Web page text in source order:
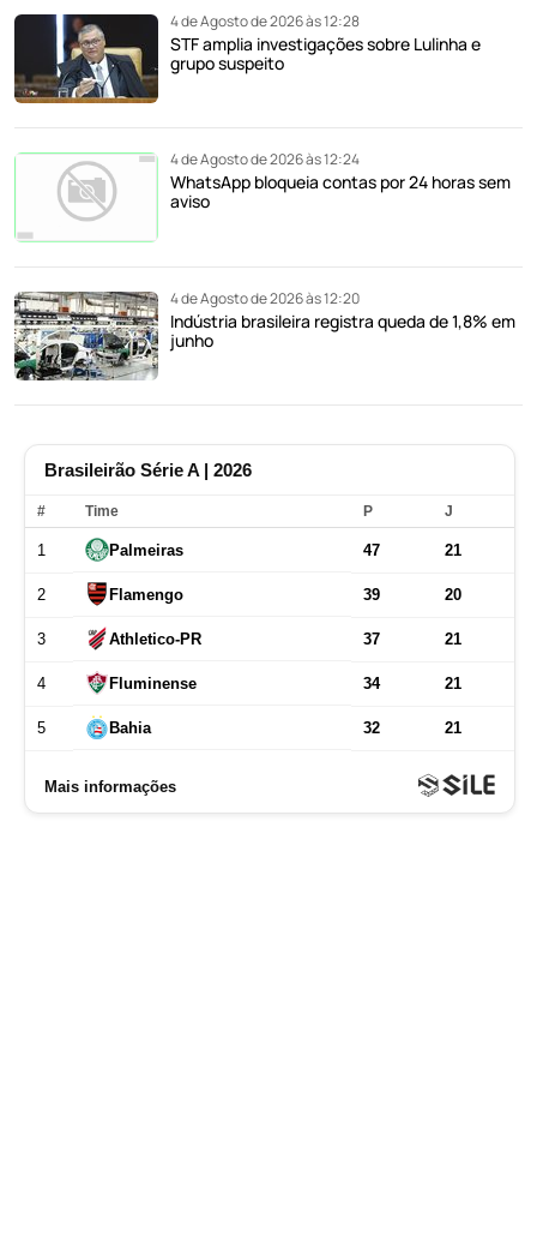
4 de Agosto de 2026 às 12:28
STF amplia investigações sobre Lulinha e
grupo suspeito
4 de Agosto de 2026 às 12:24
WhatsApp bloqueia contas por 24 horas sem
aviso
4 de Agosto de 2026 às 12:20
Indústria brasileira registra queda de 1,8% em
junho